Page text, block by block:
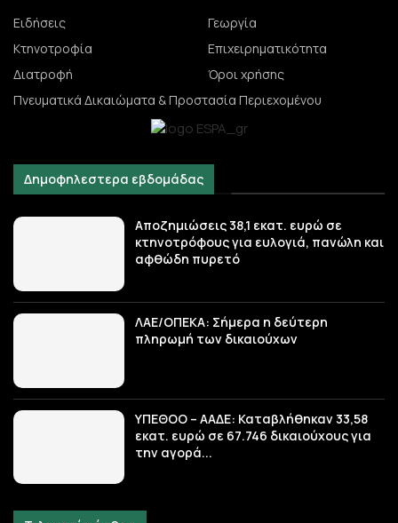
Ειδήσεις
Γεωργία
Κτηνοτροφία
Επιχειρηματικότητα
Διατροφή
Όροι χρήσης
Πνευματικά Δικαιώματα & Προστασία Περιεχομένου
Δημοφηλεστερα εβδομάδας
Αποζημιώσεις 38,1 εκατ. ευρώ σε
κτηνοτρόφους για ευλογιά, πανώλη και
αφθώδη πυρετό
ΛΑΕ/ΟΠΕΚΑ: Σήμερα η δεύτερη
πληρωμή των δικαιούχων
ΥΠΕΘΟΟ – ΑΑΔΕ: Καταβλήθηκαν 33,58
εκατ. ευρώ σε 67.746 δικαιούχους για
την αγορά...